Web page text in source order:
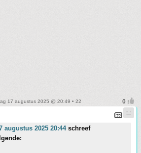
17 augustus 2025 @ 20:49 • 22
augustus 2025 20:44schreef